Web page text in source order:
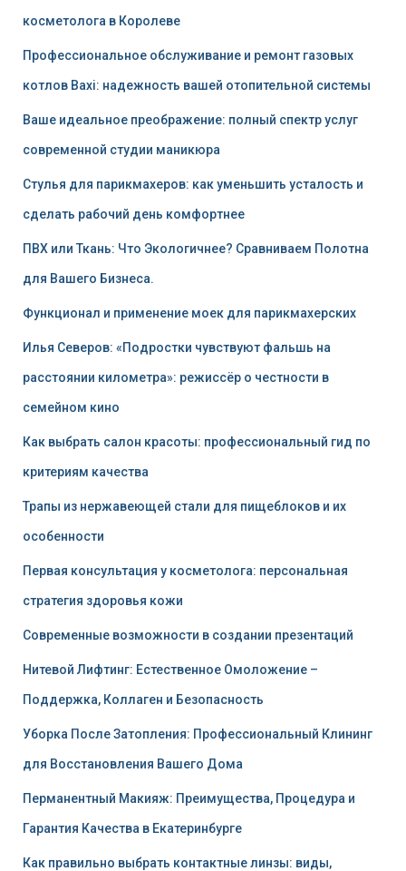
косметолога в Королеве
Профессиональное обслуживание и ремонт газовых
котлов Baxi: надежность вашей отопительной системы
Ваше идеальное преображение: полный спектр услуг
современной студии маникюра
Стулья для парикмахеров: как уменьшить усталость и
сделать рабочий день комфортнее
ПВХ или Ткань: Что Экологичнее? Сравниваем Полотна
для Вашего Бизнеса.
Функционал и применение моек для парикмахерских
Илья Северов: «Подростки чувствуют фальшь на
расстоянии километра»: режиссёр о честности в
семейном кино
Как выбрать салон красоты: профессиональный гид по
критериям качества
Трапы из нержавеющей стали для пищеблоков и их
особенности
Первая консультация у косметолога: персональная
стратегия здоровья кожи
Современные возможности в создании презентаций
Нитевой Лифтинг: Естественное Омоложение –
Поддержка, Коллаген и Безопасность
Уборка После Затопления: Профессиональный Клининг
для Восстановления Вашего Дома
Перманентный Макияж: Преимущества, Процедура и
Гарантия Качества в Екатеринбурге
Как правильно выбрать контактные линзы: виды,